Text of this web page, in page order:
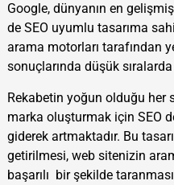
Google, dünyanın en
de SEO uyumlu tasarıma
arama motorları tarafından
sonuçlarında düşük sıralarda
Rekabetin yoğun olduğu her
marka oluşturmak için SEO
giderek artmaktadır. Bu
getirilmesi, web sitenizin
başarılı bir şekilde